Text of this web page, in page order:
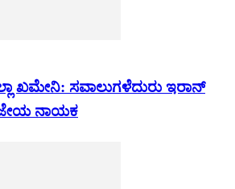
ಖಮೇನಿ: ಸವಾಲುಗಳೆದುರು ಇರಾನ್
ನಾಯಕ